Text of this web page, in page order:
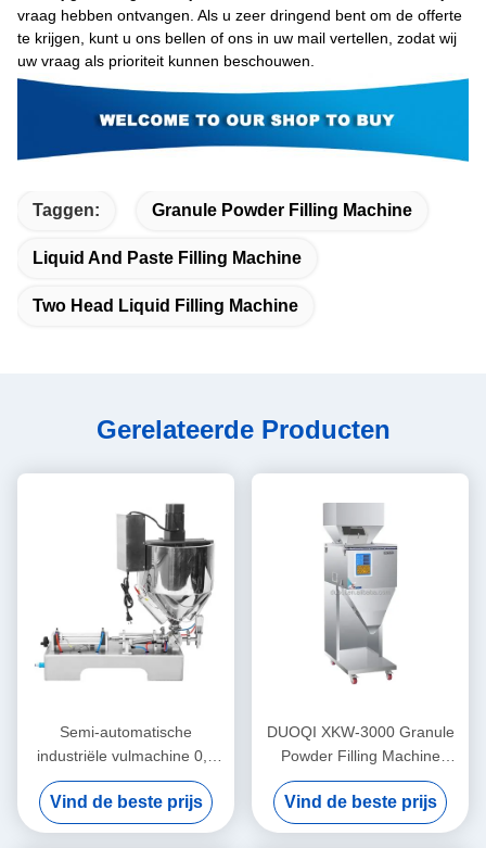
vraag hebben ontvangen. Als u zeer dringend bent om de offerte
te krijgen, kunt u ons bellen of ons in uw mail vertellen, zodat wij
uw vraag als prioriteit kunnen beschouwen.
Taggen: Granule Powder Filling Machine
Liquid And Paste Filling Machine
Two Head Liquid Filling Machine
Gerelateerde Producten
Semi-automatische
industriële vulmachine 0,4
Mpa Lipstick Verwarming
Roeren Vulmachine
Vind de beste prijs
DUOQI XKW-3000 Granule
Powder Filling Machine
Automatic Voor Koffiebonen
Vind de beste prijs